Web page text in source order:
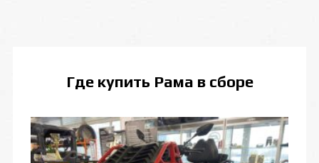
Где купить Рама в сборе